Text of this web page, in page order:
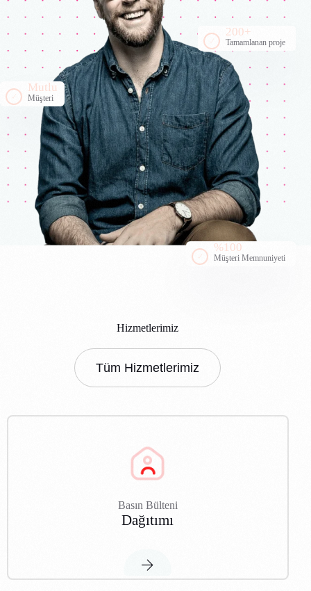
Mutlu
Müşteri
200+
Tamamlanan proje
%100
Müşteri Memnuniyeti
Hizmetlerimiz
Tüm Hizmetlerimiz
Basın Bülteni
Dağıtımı